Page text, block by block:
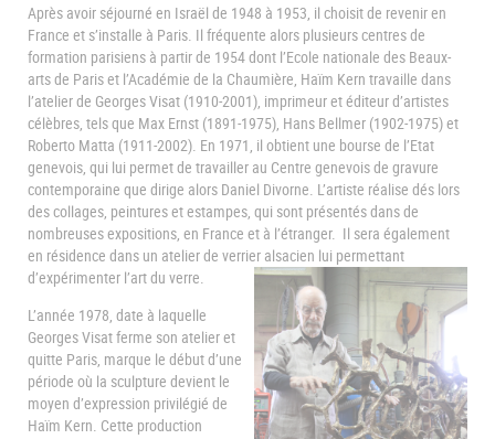
Après avoir séjourné en Israël de 1948 à 1953, il choisit de revenir en
France et s’installe à Paris. Il fréquente alors plusieurs centres de
formation parisiens à partir de 1954 dont l’Ecole nationale des Beaux-
arts de Paris et l’Académie de la Chaumière, Haïm Kern travaille dans
l’atelier de Georges Visat (1910-2001), imprimeur et éditeur d’artistes
célèbres, tels que Max Ernst (1891-1975), Hans Bellmer (1902-1975) et
Roberto Matta (1911-2002). En 1971, il obtient une bourse de l’Etat
genevois, qui lui permet de travailler au Centre genevois de gravure
contemporaine que dirige alors Daniel Divorne. L’artiste réalise dés lors
des collages, peintures et estampes, qui sont présentés dans de
nombreuses expositions, en France et à l’étranger. Il sera également
en résidence dans un atelier de verrier alsacien lui permettant
d’expérimenter l’art du verre.
L’année 1978, date à laquelle
Georges Visat ferme son atelier et
quitte Paris, marque le début d’une
période où la sculpture devient le
moyen d’expression privilégié de
Haïm Kern. Cette production